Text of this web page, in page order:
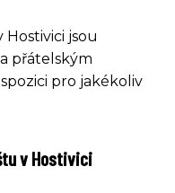
jsou
přátelským
pro jakékoliv
v Hostivici